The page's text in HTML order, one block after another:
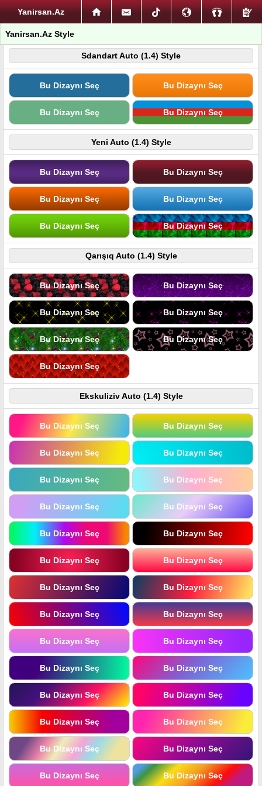
Yanirsan.Az
Yanirsan.Az Style
Sdandart Auto (1.4) Style
Bu Dizaynı Seç Bu Dizaynı Seç
Bu Dizaynı Seç Bu Dizaynı Seç
Yeni Auto (1.4) Style
Bu Dizaynı Seç Bu Dizaynı Seç
Bu Dizaynı Seç Bu Dizaynı Seç
Bu Dizaynı Seç Bu Dizaynı Seç
Qarışıq Auto (1.4) Style
Bu Dizaynı Seç Bu Dizaynı Seç
Bu Dizaynı Seç Bu Dizaynı Seç
Bu Dizaynı Seç Bu Dizaynı Seç
Bu Dizaynı Seç
Ekskuliziv Auto (1.4) Style
Bu Dizaynı Seç Bu Dizaynı Seç
Bu Dizaynı Seç Bu Dizaynı Seç
Bu Dizaynı Seç Bu Dizaynı Seç
Bu Dizaynı Seç Bu Dizaynı Seç
Bu Dizaynı Seç Bu Dizaynı Seç
Bu Dizaynı Seç Bu Dizaynı Seç
Bu Dizaynı Seç Bu Dizaynı Seç
Bu Dizaynı Seç Bu Dizaynı Seç
Bu Dizaynı Seç Bu Dizaynı Seç
Bu Dizaynı Seç Bu Dizaynı Seç
Bu Dizaynı Seç Bu Dizaynı Seç
Bu Dizaynı Seç Bu Dizaynı Seç
Bu Dizaynı Seç Bu Dizaynı Seç
Bu Dizaynı Seç Bu Dizaynı Seç